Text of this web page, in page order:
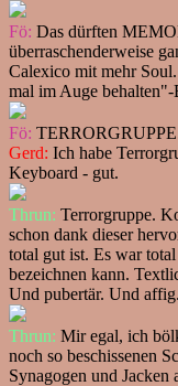
Fö: Das dürften
überraschenderweise
Calexico mit mehr
mal im Auge
Fö:
Gerd: Ich habe
Keyboard - gut.
Thrun: Terrorgruppe.
schon dank dieser
total gut ist. Es war
bezeichnen kann.
Und pubertär. Und affig.
Thrun: Mir egal, ich
noch so beschissenen
Synagogen und Jacken